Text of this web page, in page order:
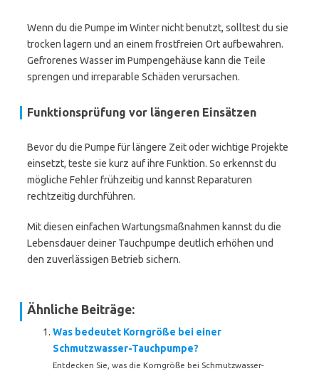
Wenn du die Pumpe im Winter nicht benutzt, solltest du sie
trocken lagern und an einem frostfreien Ort aufbewahren.
Gefrorenes Wasser im Pumpengehäuse kann die Teile
sprengen und irreparable Schäden verursachen.
Funktionsprüfung vor längeren Einsätzen
Bevor du die Pumpe für längere Zeit oder wichtige Projekte
einsetzt, teste sie kurz auf ihre Funktion. So erkennst du
mögliche Fehler frühzeitig und kannst Reparaturen
rechtzeitig durchführen.
Mit diesen einfachen Wartungsmaßnahmen kannst du die
Lebensdauer deiner Tauchpumpe deutlich erhöhen und
den zuverlässigen Betrieb sichern.
Ähnliche Beiträge:
Was bedeutet Korngröße bei einer
Schmutzwasser-Tauchpumpe?
Entdecken Sie, was die Korngröße bei Schmutzwasser-